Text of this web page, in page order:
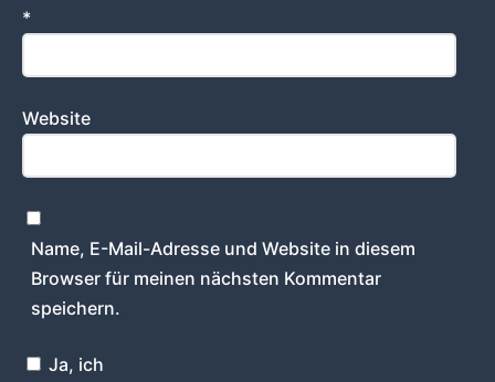
*
Website
Name, E-Mail-Adresse und Website in diesem
Browser für meinen nächsten Kommentar
speichern.
Ja, ich